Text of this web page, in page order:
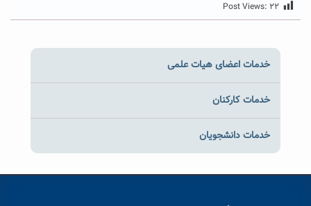
Post Views: ۲۲
خدمات اعضای هیات علمی
خدمات کارکنان
خدمات دانشجویان